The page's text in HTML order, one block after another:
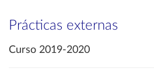
Prácticas externas
Curso 2019-2020